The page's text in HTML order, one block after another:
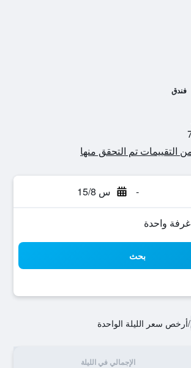
فندق
- س 15/8
بحث
/أرخص سعر الليلة الواحدة
الإجمالي في الليلة